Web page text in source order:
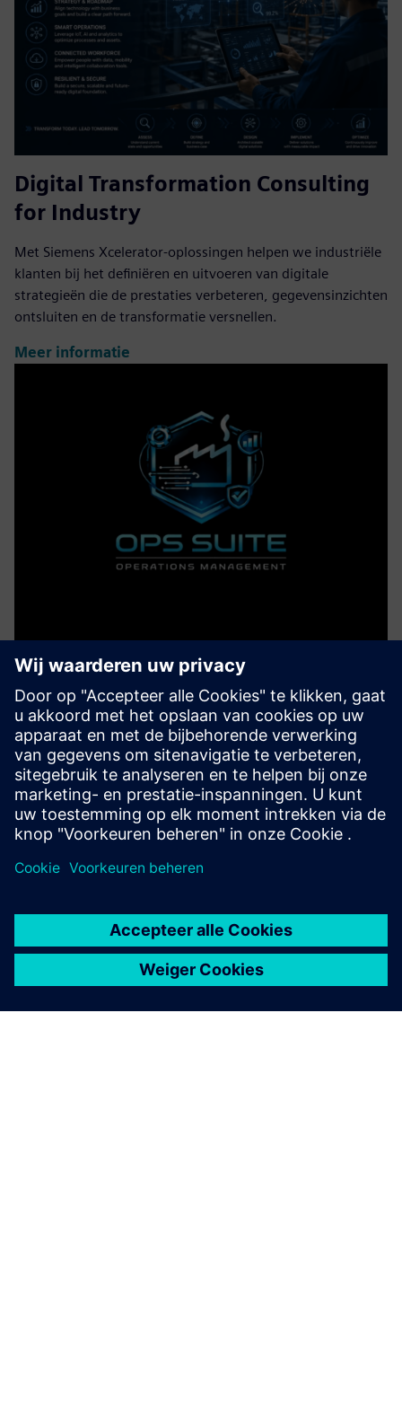
Digital Transformation Consulting
for Industry
Met Siemens Xcelerator-oplossingen helpen we industriële
klanten bij het definiëren en uitvoeren van digitale
strategieën die de prestaties verbeteren, gegevensinzichten
ontsluiten en de transformatie versnellen.
Meer informatie
OpsSuite Operations Management
OPSSuite, powered by Mendix, is een slim
productieplatform dat de efficiëntie verhoogt, afval
vermindert en realtime, datagestuurde beslissingen in al
uw activiteiten mogelijk maakt.
Meer informatie